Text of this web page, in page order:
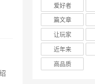
爱好者
篇文章
让玩家
近年来
高品质